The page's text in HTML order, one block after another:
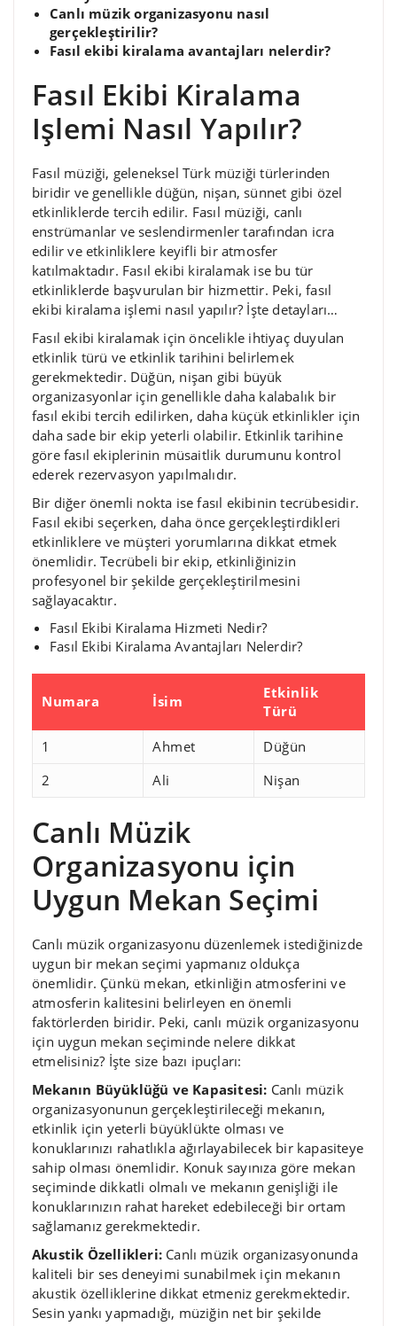
Canlı müzik organizasyonu nasıl
gerçekleştirilir?
Fasıl ekibi kiralama avantajları nelerdir?
Fasıl Ekibi Kiralama
Işlemi Nasıl Yapılır?
Fasıl müziği, geleneksel Türk müziği türlerinden
biridir ve genellikle düğün, nişan, sünnet gibi özel
etkinliklerde tercih edilir. Fasıl müziği, canlı
enstrümanlar ve seslendirmenler tarafından icra
edilir ve etkinliklere keyifli bir atmosfer
katılmaktadır. Fasıl ekibi kiralamak ise bu tür
etkinliklerde başvurulan bir hizmettir. Peki, fasıl
ekibi kiralama işlemi nasıl yapılır? İşte detayları…
Fasıl ekibi kiralamak için öncelikle ihtiyaç duyulan
etkinlik türü ve etkinlik tarihini belirlemek
gerekmektedir. Düğün, nişan gibi büyük
organizasyonlar için genellikle daha kalabalık bir
fasıl ekibi tercih edilirken, daha küçük etkinlikler için
daha sade bir ekip yeterli olabilir. Etkinlik tarihine
göre fasıl ekiplerinin müsaitlik durumunu kontrol
ederek rezervasyon yapılmalıdır.
Bir diğer önemli nokta ise fasıl ekibinin tecrübesidir.
Fasıl ekibi seçerken, daha önce gerçekleştirdikleri
etkinliklere ve müşteri yorumlarına dikkat etmek
önemlidir. Tecrübeli bir ekip, etkinliğinizin
profesyonel bir şekilde gerçekleştirilmesini
sağlayacaktır.
Fasıl Ekibi Kiralama Hizmeti Nedir?
Fasıl Ekibi Kiralama Avantajları Nelerdir?
Numara İsim
Etkinlik
Türü
1
Ahmet
Düğün
2
Ali Nişan
Canlı Müzik
Organizasyonu için
Uygun Mekan Seçimi
Canlı müzik organizasyonu düzenlemek istediğinizde
uygun bir mekan seçimi yapmanız oldukça
önemlidir. Çünkü mekan, etkinliğin atmosferini ve
atmosferin kalitesini belirleyen en önemli
faktörlerden biridir. Peki, canlı müzik organizasyonu
için uygun mekan seçiminde nelere dikkat
etmelisiniz? İşte size bazı ipuçları:
Mekanın Büyüklüğü ve Kapasitesi: Canlı müzik
organizasyonunun gerçekleştirileceği mekanın,
etkinlik için yeterli büyüklükte olması ve
konuklarınızı rahatlıkla ağırlayabilecek bir kapasiteye
sahip olması önemlidir. Konuk sayınıza göre mekan
seçiminde dikkatli olmalı ve mekanın genişliği ile
konuklarınızın rahat hareket edebileceği bir ortam
sağlamanız gerekmektedir.
Akustik Özellikleri: Canlı müzik organizasyonunda
kaliteli bir ses deneyimi sunabilmek için mekanın
akustik özelliklerine dikkat etmeniz gerekmektedir.
Sesin yankı yapmadığı, müziğin net bir şekilde